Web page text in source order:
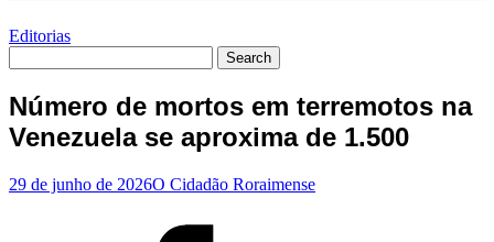
Editorias
Número de mortos em terremotos na
Venezuela se aproxima de 1.500
29 de junho de 2026O Cidadão Roraimense